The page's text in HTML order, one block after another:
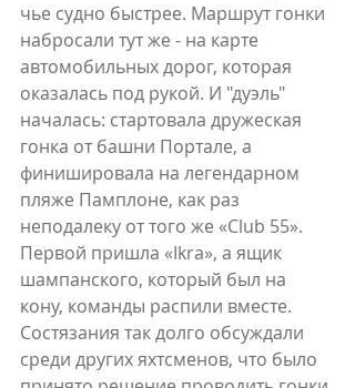
чье судно быстрее. Маршрут гонки
набросали тут же - на карте
автомобильных дорог, которая
оказалась под рукой. И "дуэль"
началась: стартовала дружеская
гонка от башни Портале, а
финишировала на легендарном
пляже Памплоне, как раз
неподалеку от того же «Club 55».
Первой пришла «Ikra», а ящик
шампанского, который был на
кону, команды распили вместе.
Состязания так долго обсуждали
среди других яхтсменов, что было